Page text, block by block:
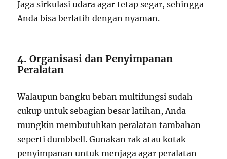
Jaga sirkulasi udara agar tetap segar, sehingga
Anda bisa berlatih dengan nyaman.
4.Organisasi dan Penyimpanan
Peralatan
Walaupun bangku beban multifungsi sudah
cukup untuk sebagian besar latihan, Anda
mungkin membutuhkan peralatan tambahan
seperti dumbbell. Gunakan rak atau kotak
penyimpanan untuk menjaga agar peralatan